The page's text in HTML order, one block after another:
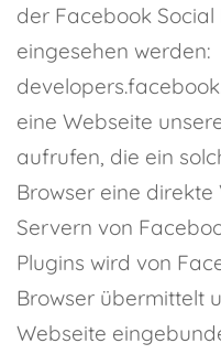
der Facebook
eingesehen werden:
eine Webseite
aufrufen, die ein
Browser eine
Servern von
Plugins wird von
Browser übermittelt
Webseite